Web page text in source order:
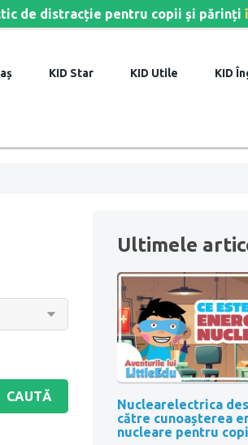
de distracție pentru copii și părinți
Star Utile
Ultimele
Nuclearelectrica
către cunoașterea
nucleare pentru